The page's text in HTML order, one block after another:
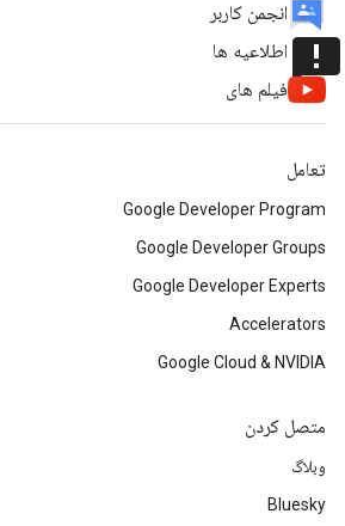
انجمن کاربر
announcementاطلاعیه ها
فیلم های
تعامل
Google Developer Program
Google Developer Groups
Google Developer Experts
Accelerators
Google Cloud & NVIDIA
متصل کردن
وبلاگ
Bluesky